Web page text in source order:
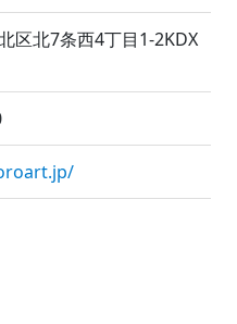
区北7条西4丁目1-2KDX